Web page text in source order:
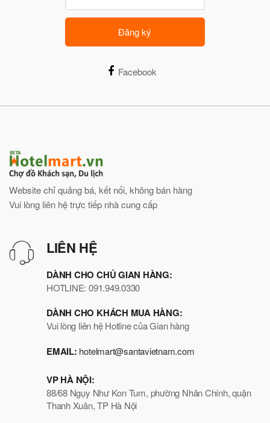
Đăng ký
Facebook
Website chỉ quảng bá, kết nối, không bán hàng
Vui lòng liên hệ trực tiếp nhà cung cấp
LIÊN HỆ
DÀNH CHO CHỦ GIAN HÀNG:
HOTLINE: 091.949.0330
DÀNH CHO KHÁCH MUA HÀNG:
Vui lòng liên hệ Hotline của Gian hàng
EMAIL: hotelmart@santavietnam.com
VP HÀ NỘI:
88/68 Ngụy Như Kon Tum, phường Nhân Chính, quận
Thanh Xuân, TP Hà Nội